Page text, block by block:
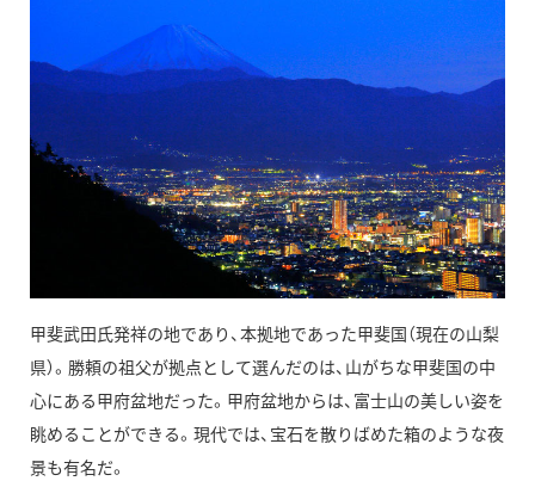
甲斐武田氏発祥の地であり、本拠地であった甲斐国（現在の山梨
県）。勝頼の祖父が拠点として選んだのは、山がちな甲斐国の中
心にある甲府盆地だった。甲府盆地からは、富士山の美しい姿を
眺めることができる。現代では、宝石を散りばめた箱のような夜
景も有名だ。